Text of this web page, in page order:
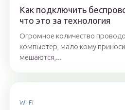
Как подключить
что это за технология
Огромное количество
компьютер, мало кому
мешаются,...
Wi-Fi